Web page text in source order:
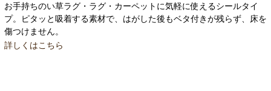
お手持ちのい草ラグ・ラグ・カーペットに気軽に使えるシールタイ
プ。ピタッと吸着する素材で、はがした後もベタ付きが残らず、床を
傷つけません。
詳しくはこちら